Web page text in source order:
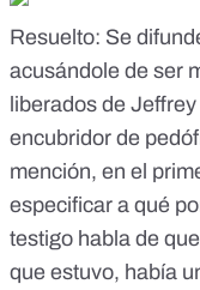
Resuelto: Se
acusándole de ser
liberados de
encubridor de
mención, en el
especificar a qué
testigo habla de
que estuvo, había